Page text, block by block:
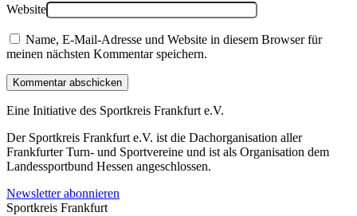
Website
Name, E-Mail-Adresse und Website in diesem Browser für
meinen nächsten Kommentar speichern.
Kommentar abschicken
Eine Initiative des Sportkreis Frankfurt e.V.
Der Sportkreis Frankfurt e.V. ist die Dachorganisation aller
Frankfurter Turn- und Sportvereine und ist als Organisation dem
Landessportbund Hessen angeschlossen.
Newsletter abonnieren
Sportkreis Frankfurt